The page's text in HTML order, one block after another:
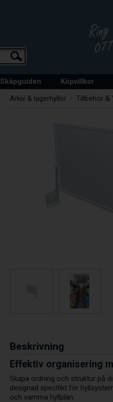
Skåpguiden Köpvillkor
Arkiv & lagerhyllor Tillbehör &
Beskrivning
Effektiv organisering
Skapa ordning och struktur på
designad specifikt för
och samma hyllplan.